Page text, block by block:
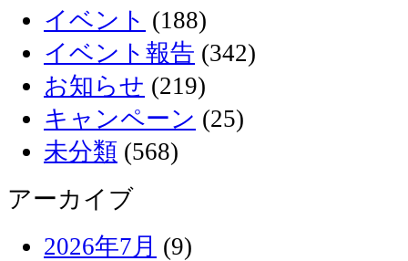
イベント (188)
イベント報告 (342)
お知らせ (219)
キャンペーン (25)
未分類 (568)
アーカイブ
2026年7月 (9)